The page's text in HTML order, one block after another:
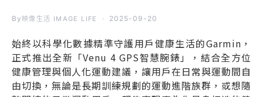
By 映像生活 IMAGE LIFE 2025-09-20
始終以科學化數據精準守護用戶健康生活的Garmin，
正式推出全新「Venu 4 GPS智慧腕錶」，結合全方位
健康管理與個人化運動建議，讓用戶在日常與運動間自
由切換，無論是長期訓練規劃的運動進階族群，或想隨